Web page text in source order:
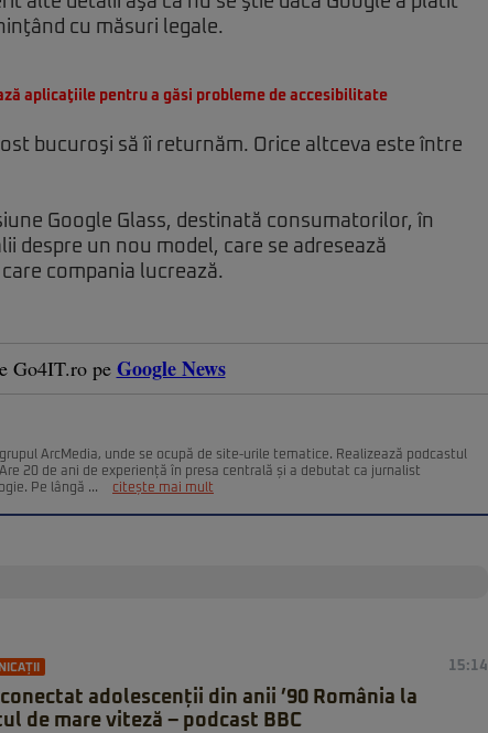
cu măsuri legale.
aplicaţiile pentru a găsi probleme de accesibilitate
bucuroşi să îi returnăm. Orice altceva este între
Google Glass, destinată consumatorilor, în
despre un nou model, care se adresează
compania lucrează.
Go4IT.ro pe Google News
ArcMedia, unde se ocupă de site-urile tematice. Realizează podcastul
20 de ani de experiență în presa centrală și a debutat ca jurnalist
Pe lângă ...
citește mai mult
15:14
conectat adolescenții din anii ’90 România la
de mare viteză – podcast BBC